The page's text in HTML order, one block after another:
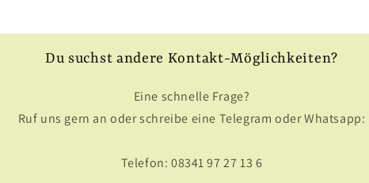
Du suchst andere Kontakt-Möglichkeiten?
Eine schnelle Frage?
Ruf uns gern an oder schreibe eine Telegram oder Whatsapp:
Telefon: 08341 97 27 13 6